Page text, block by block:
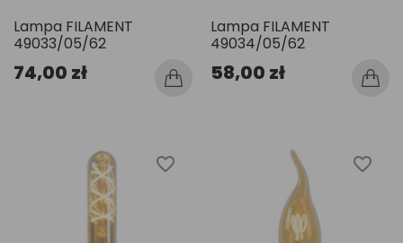
Lampa FILAMENT
49033/05/62
74,00 zł
Lampa FILAMENT
49034/05/62
58,00 zł
favorite_border favorite_border